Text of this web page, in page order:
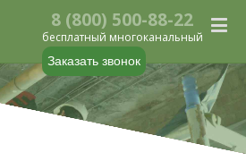
Заказать звонок
8 (800) 500-88-22
бесплатный многоканальный